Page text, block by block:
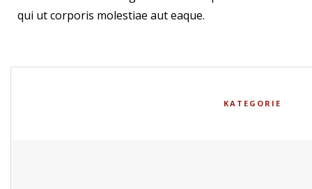
qui ut corporis molestiae aut eaque.
KATEGORIE